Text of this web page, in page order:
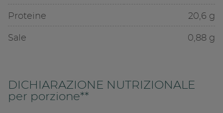
Proteine 20,6 g
Sale 0,88 g
DICHIARAZIONE NUTRIZIONALE
per porzione**